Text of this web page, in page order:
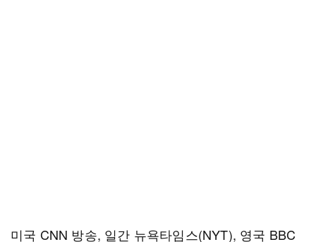
미국 CNN 방송, 일간 뉴욕타임스(NYT), 영국 BBC